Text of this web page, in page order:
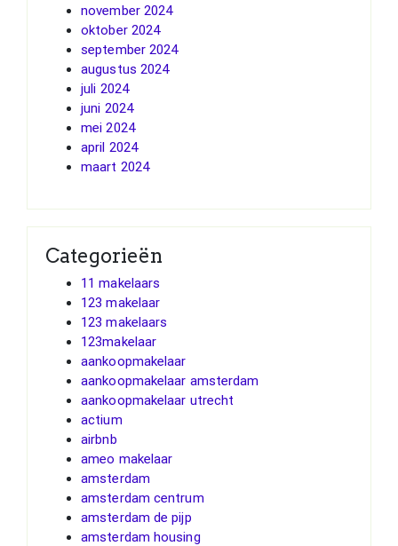
november 2024
oktober 2024
september 2024
augustus 2024
juli 2024
juni 2024
mei 2024
april 2024
maart 2024
Categorieën
11 makelaars
123 makelaar
123 makelaars
123makelaar
aankoopmakelaar
aankoopmakelaar amsterdam
aankoopmakelaar utrecht
actium
airbnb
ameo makelaar
amsterdam
amsterdam centrum
amsterdam de pijp
amsterdam housing